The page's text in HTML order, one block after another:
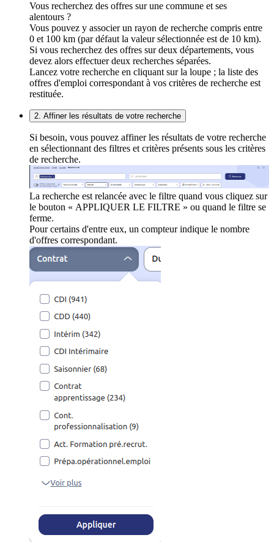
Vous recherchez des offres sur une commune et ses
alentours ?
Vous pouvez y associer un rayon de recherche compris entre
0 et 100 km (par défaut la valeur sélectionnée est de 10 km).
Si vous recherchez des offres sur deux départements, vous
devez alors effectuer deux recherches séparées.
Lancez votre recherche en cliquant sur la loupe ; la liste des
offres d'emploi correspondant à vos critères de recherche est
restituée.
2. Affiner les résultats de votre recherche
Si besoin, vous pouvez affiner les résultats de votre recherche
en sélectionnant des filtres et critères présents sous les critères
de recherche.
La recherche est relancée avec le filtre quand vous cliquez sur
le bouton « APPLIQUER LE FILTRE » ou quand le filtre se
ferme.
Pour certains d'entre eux, un compteur indique le nombre
d'offres correspondant.